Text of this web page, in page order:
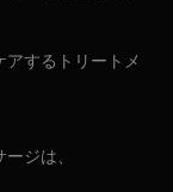
するトリートメ
ジは、